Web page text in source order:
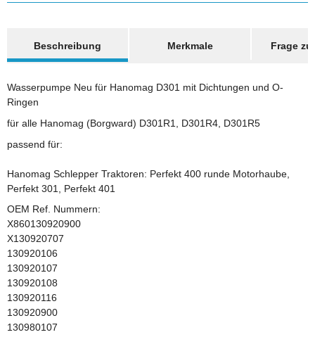
Beschreibung
Merkmale Frage
Wasserpumpe Neu für Hanomag D301 mit Dichtungen und O-
Ringen
für alle Hanomag (Borgward) D301R1, D301R4, D301R5
passend für:
Hanomag Schlepper Traktoren: Perfekt 400 runde Motorhaube,
Perfekt 301, Perfekt 401
OEM Ref. Nummern:
X860130920900
X130920707
130920106
130920107
130920108
130920116
130920900
130980107